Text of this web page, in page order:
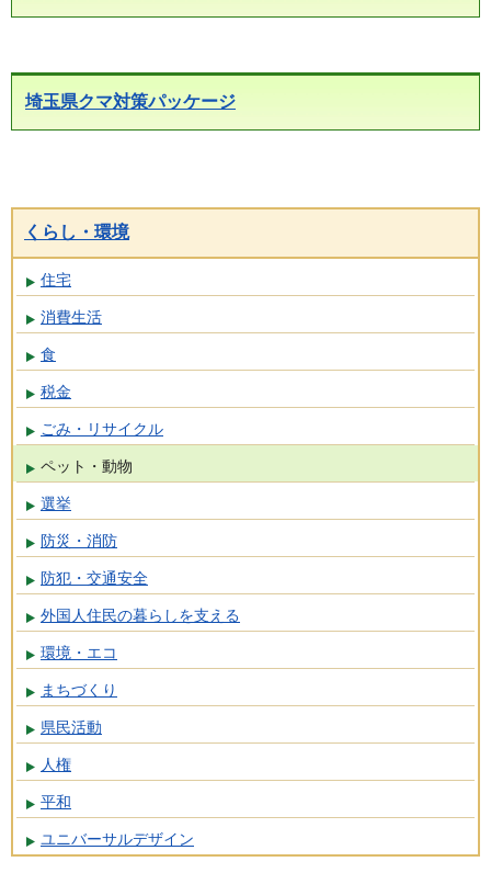
埼玉県クマ対策パッケージ
くらし・環境
住宅
消費生活
食
税金
ごみ・リサイクル
ペット・動物
選挙
防災・消防
防犯・交通安全
外国人住民の暮らしを支える
環境・エコ
まちづくり
県民活動
人権
平和
ユニバーサルデザイン